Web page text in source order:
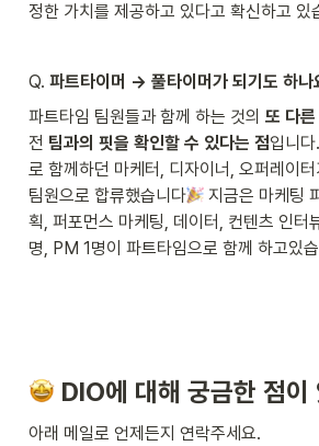
정한 가치를 제공하고 있다고 확신하고 있
Q. 파트타이머 → 풀타이머가 되기도 하나
파트타임 팀원들과 함께 하는 것의 또 다
전 팀과의 핏을 확인할 수 있다는 점입니
로 함께하던 마케터, 디자이너, 오퍼레이
팀원으로 합류했습니다
지금은 마케팅
획, 퍼포먼스 마케팅, 데이터, 컨텐츠 인터
명, PM 1명이 파트타임으로 함께 하고있
DIO에 대해 궁금한 점이
아래 메일로 언제든지 연락주세요.